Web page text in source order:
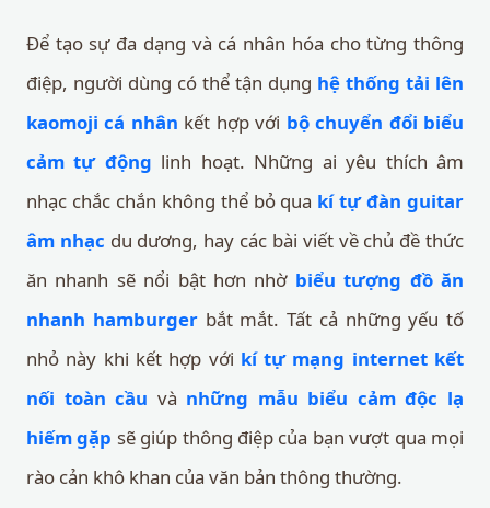
Để tạo sự đa dạng và cá nhân hóa cho từng thông
điệp, người dùng có thể tận dụng hệ thống tải lên
kaomoji cá nhân kết hợp với bộ chuyển đổi biểu
cảm tự động linh hoạt. Những ai yêu thích âm
nhạc chắc chắn không thể bỏ qua kí tự đàn guitar
âm nhạc du dương, hay các bài viết về chủ đề thức
ăn nhanh sẽ nổi bật hơn nhờ biểu tượng đồ ăn
nhanh hamburgerbắt mắt. Tất cả những yếu tố
nhỏ này khi kết hợp với kí tự mạng internet kết
nối toàn cầu và những mẫu biểu cảm độc lạ
hiếm gặp sẽ giúp thông điệp của bạn vượt qua mọi
rào cản khô khan của văn bản thông thường.